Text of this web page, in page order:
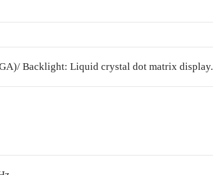
Backlight: Liquid crystal dot matrix display.